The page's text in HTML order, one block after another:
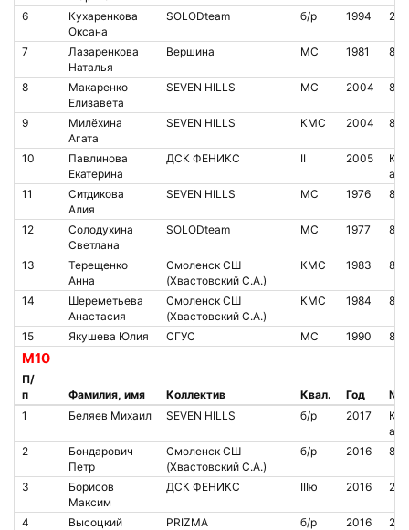
6
Кухаренкова
Оксана
SOLODteam б/р 1994
7
Лазаренкова
Наталья
Вершина МС 1981
8
Макаренко
Елизавета
SEVEN HILLS МС 2004
9
Милёхина
Агата
SEVEN HILLS КМС 2004
10
Павлинова
Екатерина
ДСК ФЕНИКС II 2005
11
Ситдикова
Алия
SEVEN HILLS МС 1976
12
Солодухина
Светлана
SOLODteam МС 1977
13
Терещенко
Анна
Смоленск СШ
(Хвастовский С.А.)
КМС 1983
14
Шереметьева
Анастасия
Смоленск СШ
(Хвастовский С.А.)
КМС 1984
15 Якушева Юлия СГУС МС 1990
М10
П/
п
Фамилия, имя Коллектив Квал. Год
№
1
Беляев Михаил SEVEN HILLS б/р 2017
2
Бондарович
Петр
Смоленск СШ
(Хвастовский С.А.)
б/р 2016
3
Борисов
Максим
ДСК ФЕНИКС IIIю 2016
4
Высоцкий
PRIZMA б/р 2016